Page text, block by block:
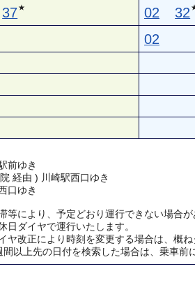
37★ 02 32
02
前ゆき
経由 ) 川崎駅西口ゆき
口ゆき
により、予定どおり運行できない場合が
ダイヤで運行いたします。
ヤ改正により時刻を変更する場合は、概
以上先の日付を検索した場合は、乗車前